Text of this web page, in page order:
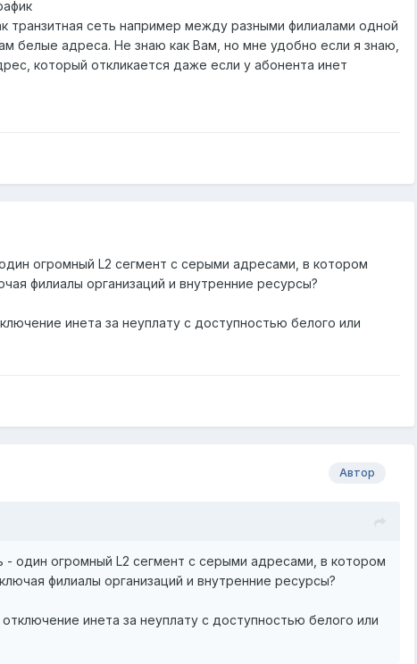
транзитная сеть например между разными филиалами одной
белые адреса. Не знаю как Вам, но мне удобно если я знаю,
который откликается даже если у абонента инет
огромный L2 сегмент с серыми адресами, в котором
филиалы организаций и внутренние ресурсы?
инета за неуплату с доступностью белого или
Автор
- один огромный L2 сегмент с серыми адресами, в котором
филиалы организаций и внутренние ресурсы?
инета за неуплату с доступностью белого или